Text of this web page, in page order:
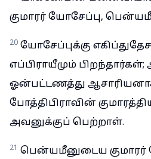
குமாரர் யோசேப்பு,
20 யோசேப்புக்கு
எப்பிராயீமும்
ஓன்பட்டணத்து
போத்திபிராவின்
அவனுக்குப் பெற்றாள்.
21 பென்யமீனுடைய குமாரர்